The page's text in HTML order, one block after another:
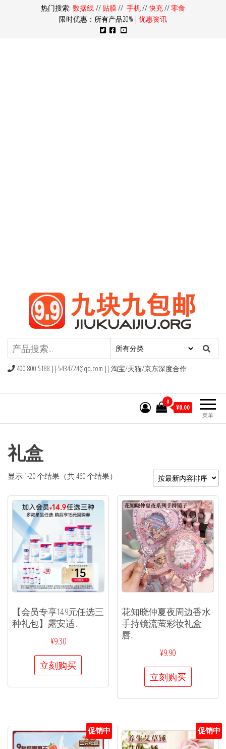
热门搜索: 数据线 // 贴膜// 手机//快充//零食
限时优惠：所有产品20% | 优惠资讯
九块九包邮,9块9包邮,9.9元包邮,九
块九官网
400 800 5188 || 5434724@qq.com || 淘宝/天猫/京东深度合作
菜单
0
¥0.00
礼盒
显示 1-20 个结果（共 460 个结果）
【会员专享14.9元任选三
种礼包】露安适...
¥9.30
立刻购买
花知晓仲夏夜周边香水
手持镜流萤彩妆礼盒
唇...
¥9.90
立刻购买
促销中 促销中